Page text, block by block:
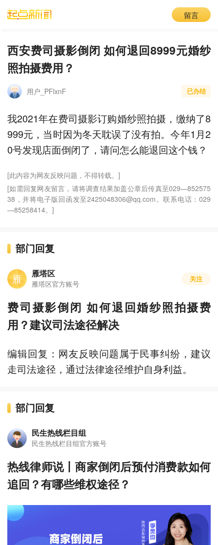
留言
西安费司摄影倒闭 如何退回8999元婚纱
照拍摄费用？
用户_PFlxnF 已办结
我2021年在费司摄影订购婚纱照拍摄，缴纳了8
999元，当时因为冬天耽误了没有拍。今年1月2
0号发现店面倒闭了，请问怎么能退回这个钱？
[此内容为网友反映问题，不得转载。]
[如需回复网友留言，请将调查结果加盖公章后传真至029—852575
38，并将电子版回函发至2425048306@qq.com。联系电话：029
—85258414。]
部门回复
雁 雁塔区
雁塔区官方账号
关注
费司摄影倒闭 如何退回婚纱照拍摄费
用？建议司法途径解决
编辑回复：网友反映问题属于民事纠纷，建议
走司法途径，通过法律途径维护自身利益。
部门回复
民生热线栏目组
民生热线栏目组官方账号
热线律师说丨商家倒闭后预付消费款如何
追回？有哪些维权途径？